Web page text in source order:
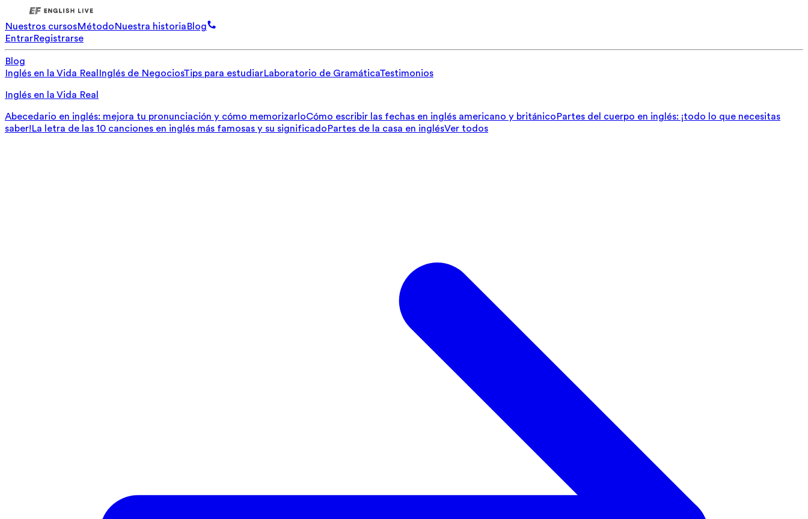
Nuestros cursosMétodoNuestra historiaBlog
EntrarRegistrarse
Blog
Inglés en la Vida Real Inglés de NegociosTips para estudiarLaboratorio de GramáticaTestimonios
Inglés en la Vida Real
Abecedario en inglés: mejora tu pronunciación y cómo memorizarloCómo escribir las fechas en inglés americano y británicoPartes del cuerpo en inglés: ¡todo lo que necesitas
saber!La letra de las 10 canciones en inglés más famosas y su significadoPartes de la casa en inglésVer todos